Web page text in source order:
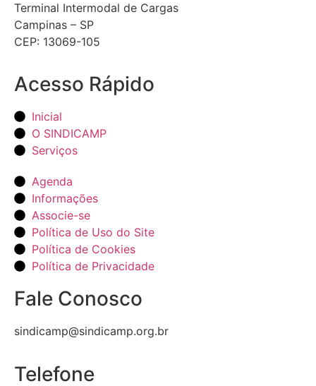
Terminal Intermodal de Cargas
Campinas – SP
CEP: 13069-105
Acesso Rápido
Inicial
O SINDICAMP
Serviços
Agenda
Informações
Associe-se
Política de Uso do Site
Política de Cookies
Política de Privacidade
Fale Conosco
sindicamp@sindicamp.org.br
Telefone